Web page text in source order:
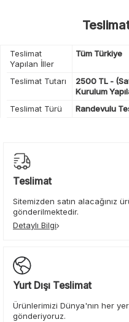
Teslimat
Yapılan İller
Tüm Türkiye
Teslimat Tutarı
2500 TL -
Kurulum
Teslimat Türü
Randevulu
Teslimat
Sitemizden satın alacağınız
gönderilmektedir.
Detaylı Bilgi
Yurt Dışı Teslimat
Ürünlerimizi Dünya'nın her
gönderiyoruz.